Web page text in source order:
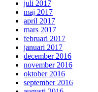
juli 2017
maj 2017
april 2017
mars 2017
februari 2017
januari 2017
december 2016
november 2016
oktober 2016
september 2016